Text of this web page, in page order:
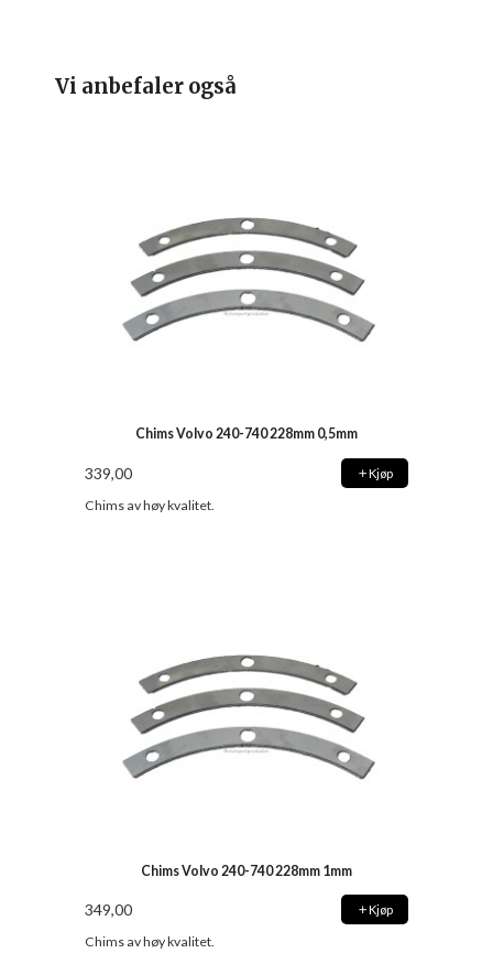
Vi anbefaler også
Chims Volvo 240-740 228mm 0,5mm
339,00 Kjøp
Chims av høy kvalitet.
Chims Volvo 240-740 228mm 1mm
349,00 Kjøp
Chims av høy kvalitet.